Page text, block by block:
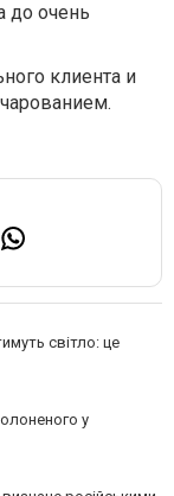
до очень
клиента и
світло: це
у